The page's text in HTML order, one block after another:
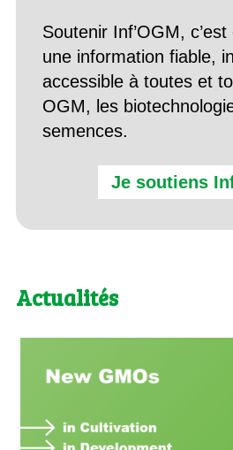
Soutenir Inf’OGM,
une information fiable,
accessible à toutes et
OGM, les
semences.
Je soutiens
Actualités